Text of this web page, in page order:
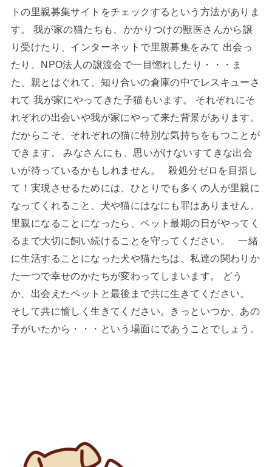
トの里親募集サイトをチェックするという方法がありま
す。 我が家の猫たちも、かかりつけの獣医さんから譲
り受けたり、インターネットで里親募集をみて 出会っ
たり、NPO法人の譲渡会で一目惚れしたり・・・ま
た、親とはぐれて、知り合いの倉庫の中でレスキューさ
れて 我が家にやってきた子猫もいます。 それぞれにそ
れぞれの出会いや我が家にやって来た背景があります。
だからこそ、それぞれの猫に特別な気持ちをもつことが
できます。 みなさんにも、思いがけないすてきな出会
いが待っているかもしれません。 殺処分ゼロを目指し
て！実現させるためには、ひとりでも多くの人が里親に
なってくれること、犬や猫にはなにも罪はありません。
里親になることになったら、ペット最期の日がやってく
るまで大切に飼い続けることを守ってください。一緒
に生活することになった犬や猫たちは、私達の関わりか
た一つで幸せのかたちが変わってしまいます。 どう
か、出会えたペットと最後まで共に生きてください。
そして共に愉しく生きてください。きっといつか、あの
子がいたから・・・という場面にであうことでしょう。